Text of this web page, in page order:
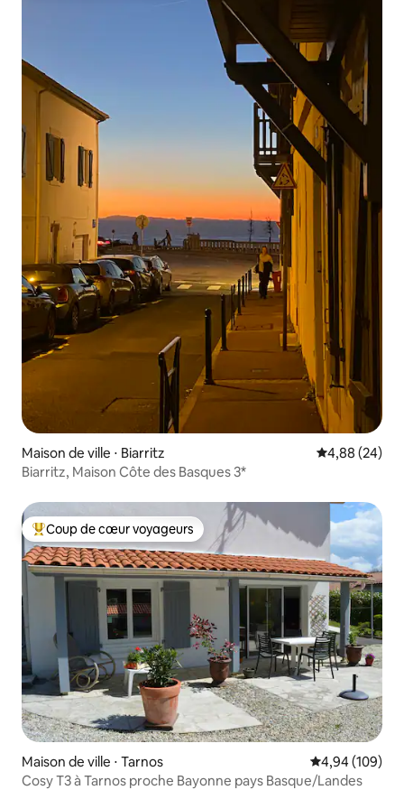
Maison de ville ⋅ Biarritz Évaluation
4,88 (24)
Biarritz, Maison Côte des Basques 3*
Coups de cœur voyageurs les plus appréciés
Coup de cœur voyageurs
Maison de ville ⋅ Tarnos Évaluation
4,94 (109)
Cosy T3 à Tarnos proche Bayonne pays Basque/Landes